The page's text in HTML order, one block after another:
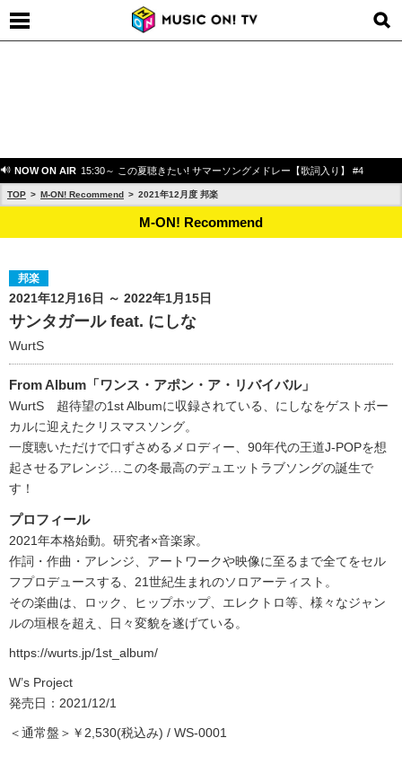
NOW ON AIR 15:30～ この夏聴きたい! サマーソングメドレー【歌詞入り】 #4
TOP M-ON! Recommend 2021年12月度 邦楽
M-ON! Recommend
邦楽
2021年12月16日 ～ 2022年1月15日
サンタガール feat. にしな
WurtS
From Album「ワンス・アポン・ア・リバイバル」
WurtS 超待望の1st Albumに収録されている、にしなをゲストボー
カルに迎えたクリスマスソング。
一度聴いただけで口ずさめるメロディー、90年代の王道J-POPを想
起させるアレンジ…この冬最高のデュエットラブソングの誕生で
す！
プロフィール
2021年本格始動。研究者×音楽家。
作詞・作曲・アレンジ、アートワークや映像に至るまで全てをセル
フプロデュースする、21世紀生まれのソロアーティスト。
その楽曲は、ロック、ヒップホップ、エレクトロ等、様々なジャン
ルの垣根を超え、日々変貌を遂げている。
https://wurts.jp/1st_album/
W’s Project
発売日：2021/12/1
＜通常盤＞￥2,530(税込み) / WS-0001